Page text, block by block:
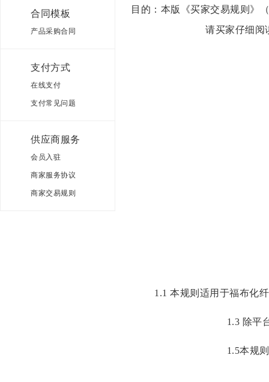
合同模板
产品采购合同
支付方式
在线支付
支付常见问题
供应商服务
会员入驻
商家服务协议
商家交易规则
目的： 本版《买家交易规则》
请买家仔细阅
1.1 本规则适用于福布化纤
1.3 除平
1.5本规